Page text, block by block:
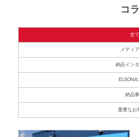
コ
全て
メディ
納品イン
ELSONA
納品
重要なお